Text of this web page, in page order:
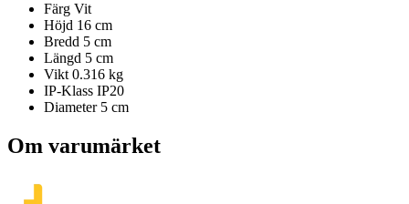
Färg Vit
Höjd 16 cm
Bredd 5 cm
Längd 5 cm
Vikt 0.316 kg
IP-Klass IP20
Diameter5 cm
Om varumärket